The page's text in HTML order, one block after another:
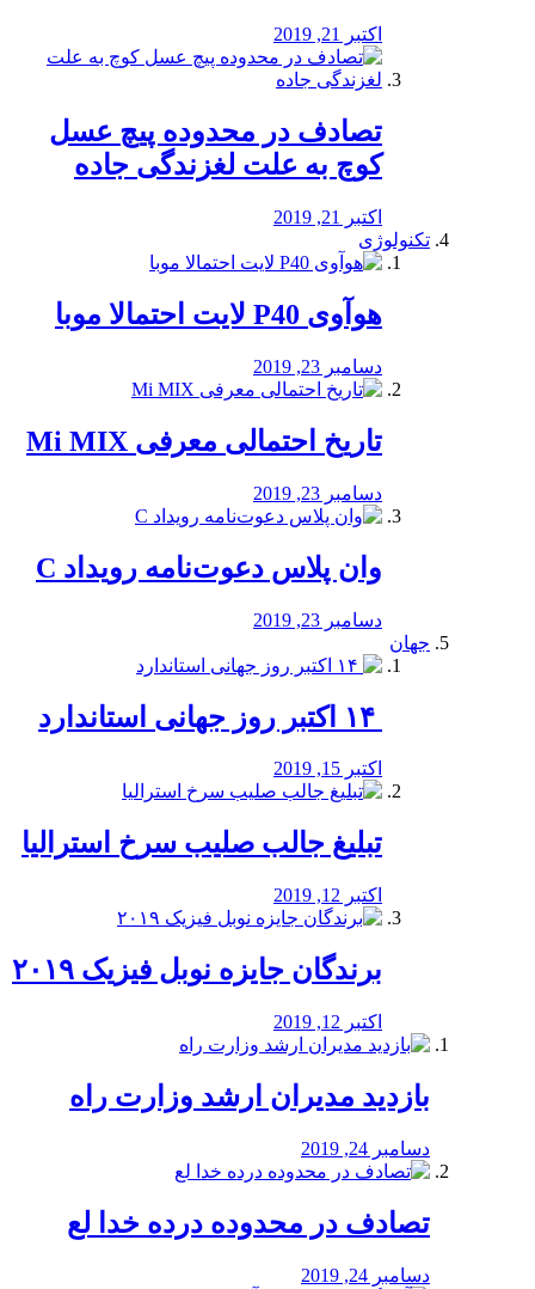
اکتبر 21, 2019
تصادف در محدوده پیچ عسل
کوچ به علت لغزندگی جاده
اکتبر 21, 2019
تکنولوژی
هوآوی P40 لایت احتمالا موبا
دسامبر 23, 2019
تاریخ احتمالی معرفی Mi MIX
دسامبر 23, 2019
وان پلاس دعوت‌نامه رویداد C
دسامبر 23, 2019
جهان
اکتبر 15, 2019
تبلیغ جالب صلیب سرخ استرالیا
اکتبر 12, 2019
برندگان جایزه نوبل فیزیک ۲۰۱۹
اکتبر 12, 2019
بازدید مدیران ارشد وزارت راه
دسامبر 24, 2019
تصادف در محدوده درده خدا لع
دسامبر 24, 2019